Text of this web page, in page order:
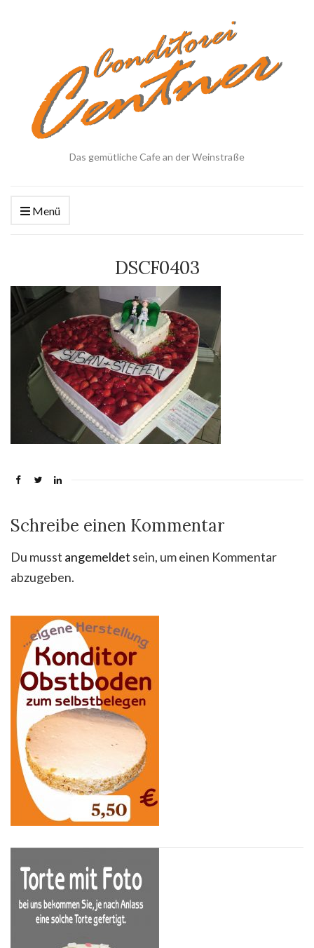
Das gemütliche Cafe an der Weinstraße
Menü
DSCF0403
Schreibe einen Kommentar
Du musst angemeldet sein, um einen Kommentar
abzugeben.